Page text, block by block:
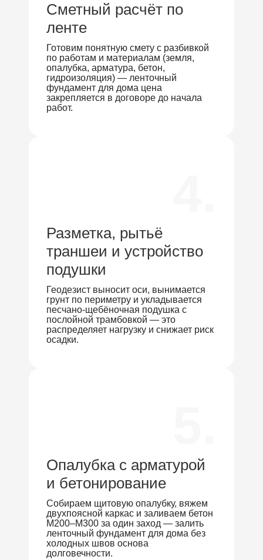
Сметный расчёт по
ленте
Готовим понятную смету с разбивкой
по работам и материалам (земля,
опалубка, арматура, бетон,
гидроизоляция) — ленточный
фундамент для дома цена
закрепляется в договоре до начала
работ.
Разметка, рытьё
траншеи и устройство
подушки
Геодезист выносит оси, вынимается
грунт по периметру и укладывается
песчано-щебёночная подушка с
послойной трамбовкой — это
распределяет нагрузку и снижает риск
осадки.
Опалубка с арматурой
и бетонирование
Собираем щитовую опалубку, вяжем
двухпоясной каркас и заливаем бетон
М200–М300 за один заход — залить
ленточный фундамент для дома без
холодных швов основа
долговечности.